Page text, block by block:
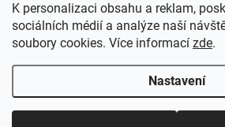
K personalizaci obsahu a reklam,
sociálních médií a analýze naší
soubory cookies. Více informací zde.
Nastavení
+420 725 190 583
Copyright 2026DONATE. Všechna práva